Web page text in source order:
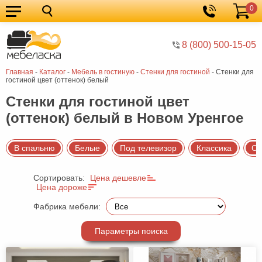
8 (800) 500-15-05
Корзина
0
Главная - Каталог - Мебель в гостиную - Стенки для гостиной - Стенки для
гостиной цвет (оттенок) белый
Кухонные
гарнитуры
Мебель
для
кухни
Мебель
для
спальни
Кровати
Шкафы
Диваны
Мягкая
мебель
Детская
мебель
Мебель
Стенки для гостиной цвет
(оттенок) белый в Новом Уренгое
В спальню Белые Под телевизор Классика
Сортировать:
Цена дешевле
Цена дороже
Фабрика мебели:
Параметры поиска